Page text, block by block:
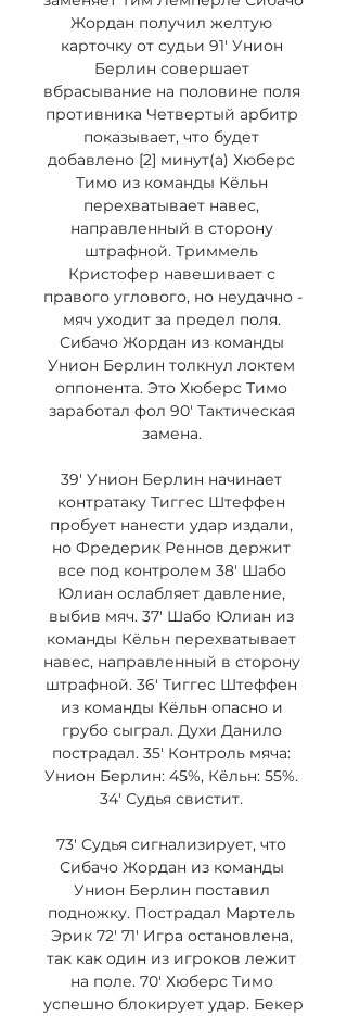
Жордан получил желтую
карточку от судьи 91' Унион
Берлин совершает
вбрасывание на половине поля
противника Четвертый арбитр
показывает, что будет
добавлено [2] минут(а) Хюберс
Тимо из команды Кёльн
перехватывает навес,
направленный в сторону
штрафной. Триммель
Кристофер навешивает с
правого углового, но неудачно -
мяч уходит за предел поля.
Сибачо Жордан из команды
Унион Берлин толкнул локтем
оппонента. Это Хюберс Тимо
заработал фол 90' Тактическая
замена.
39' Унион Берлин начинает
контратаку Тиггес Штеффен
пробует нанести удар издали,
но Фредерик Реннов держит
все под контролем 38' Шабо
Юлиан ослабляет давление,
выбив мяч. 37' Шабо Юлиан из
команды Кёльн перехватывает
навес, направленный в сторону
штрафной. 36' Тиггес Штеффен
из команды Кёльн опасно и
грубо сыграл. Духи Данило
пострадал. 35' Контроль мяча:
Унион Берлин: 45%, Кёльн: 55%.
34' Судья свистит.
73' Судья сигнализирует, что
Сибачо Жордан из команды
Унион Берлин поставил
подножку. Пострадал Мартель
Эрик 72' 71' Игра остановлена,
так как один из игроков лежит
на поле. 70' Хюберс Тимо
успешно блокирует удар. Бекер